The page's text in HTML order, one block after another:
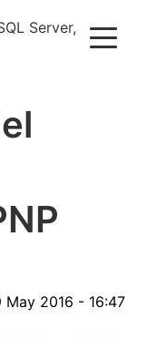
Server,
May 2016 - 16:47